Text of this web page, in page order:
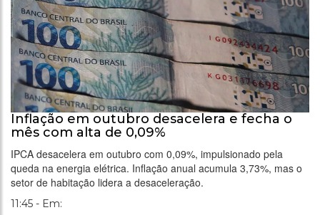
Inflação em outubro desacelera e fecha o
mês com alta de 0,09%
IPCA desacelera em outubro com 0,09%, impulsionado pela
queda na energia elétrica. Inflação anual acumula 3,73%, mas o
setor de habitação lidera a desaceleração.
11:45 - Em: